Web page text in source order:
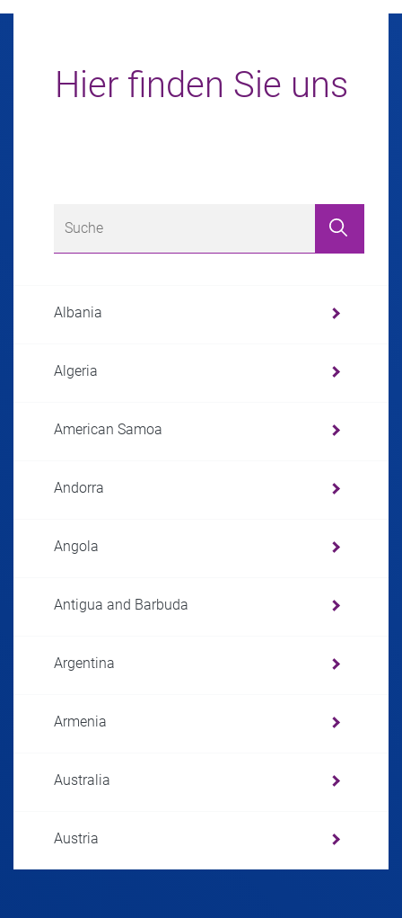
Hier finden Sie uns
Albania
Algeria
American Samoa
Andorra
Angola
Antigua and Barbuda
Argentina
Armenia
Australia
Austria